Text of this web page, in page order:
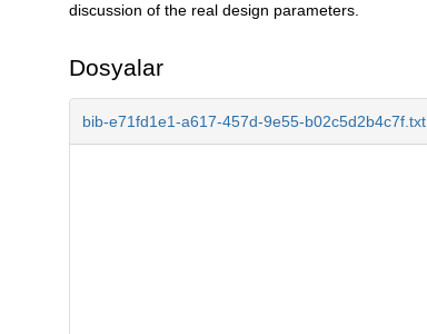
discussion of the real design parameters.
Dosyalar
bib-e71fd1e1-a617-457d-9e55-b02c5d2b4c7f.txt